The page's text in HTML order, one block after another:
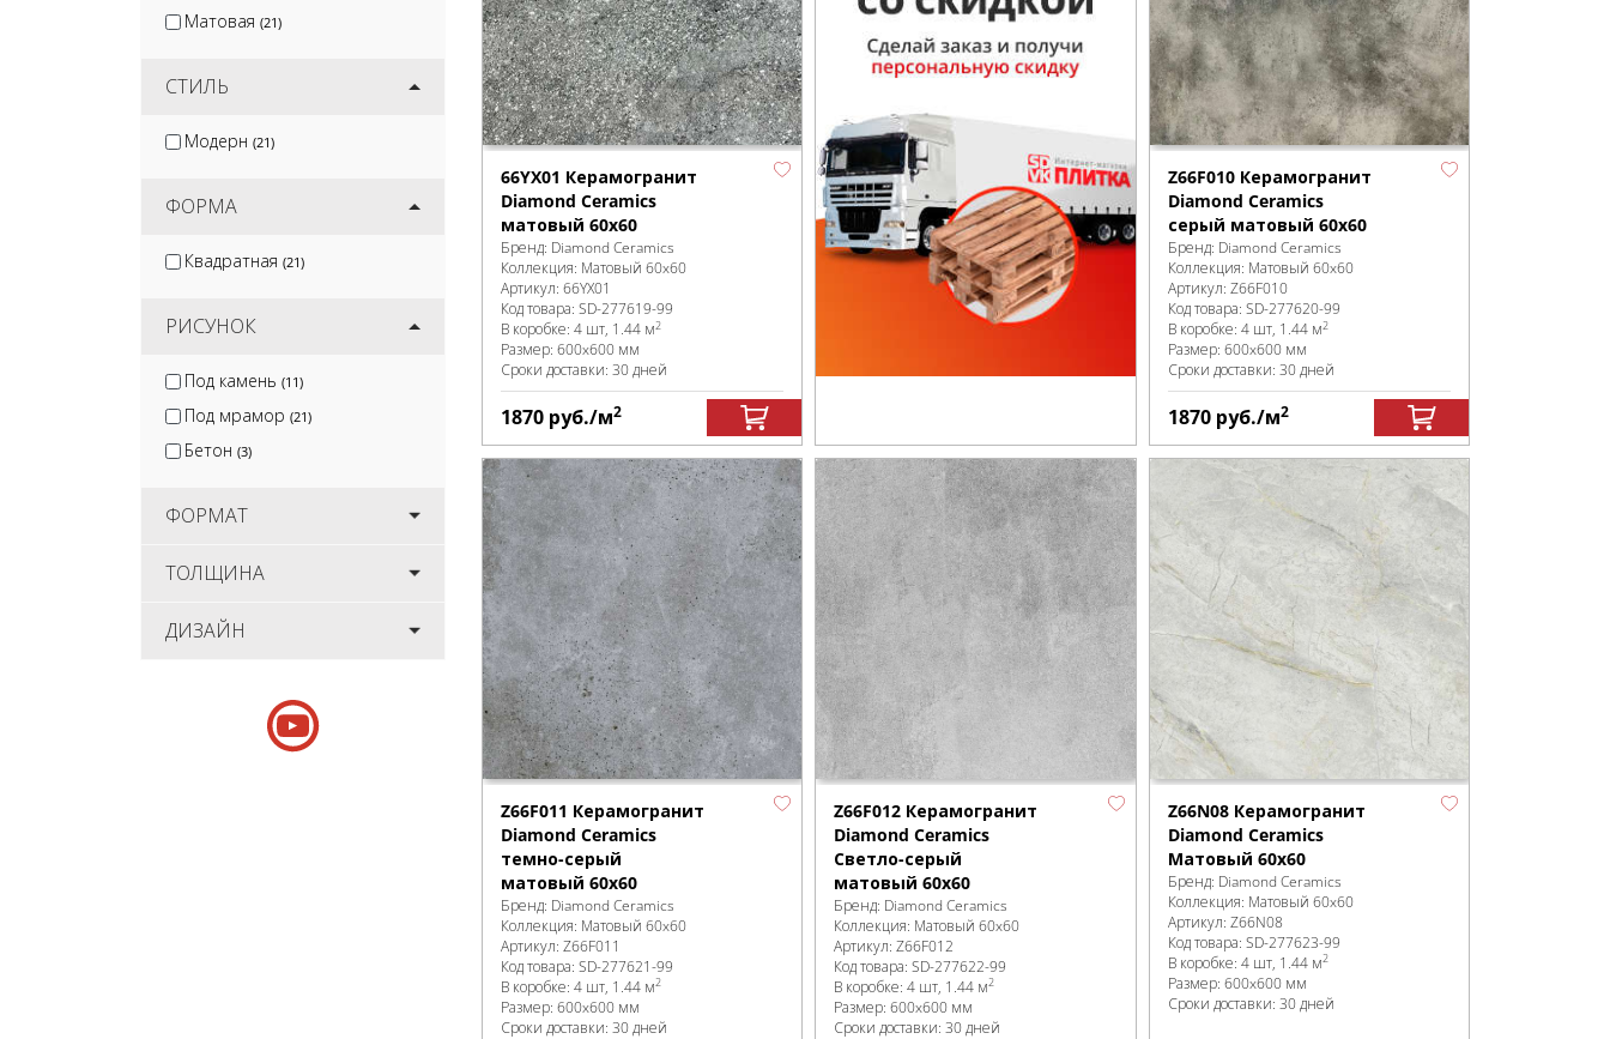
Матовая (21)
СТИЛЬ
Модерн (21)
ФОРМА
Квадратная (21)
РИСУНОК
Под камень (11)
Под мрамор (21)
Бетон (3)
ФОРМАТ
ТОЛЩИНА
ДИЗАЙН
66YX01 Керамогранит
Diamond Ceramics
матовый 60x60
Бренд: Diamond Ceramics
Коллекция: Матовый 60x60
Артикул: 66YX01
Код товара: SD-277619-99
В коробке: 4 шт, 1.44 м2
Размер: 600x600 мм
Сроки доставки: 30 дней
1870 руб./м2
Z66F010 Керамогранит
Diamond Ceramics
серый матовый 60x60
Бренд: Diamond Ceramics
Коллекция: Матовый 60x60
Артикул: Z66F010
Код товара: SD-277620-99
В коробке: 4 шт, 1.44 м2
Размер: 600x600 мм
Сроки доставки: 30 дней
1870 руб./м2
Z66F011 Керамогранит
Diamond Ceramics
темно-серый
матовый 60x60
Бренд: Diamond Ceramics
Коллекция: Матовый 60x60
Артикул: Z66F011
Код товара: SD-277621-99
В коробке: 4 шт, 1.44 м2
Размер: 600x600 мм
Сроки доставки: 30 дней
Z66F012 Керамогранит
Diamond Ceramics
Светло-серый
матовый 60x60
Бренд: Diamond Ceramics
Коллекция: Матовый 60x60
Артикул:Z66F012
Код товара:SD-277622-99
В коробке:4 шт, 1.44 м2
Размер:600x600 мм
Сроки доставки: 30 дней
Z66N08 Керамогранит
Diamond Ceramics
Матовый 60x60
Бренд: Diamond Ceramics
Коллекция: Матовый 60x60
Артикул: Z66N08
Код товара: SD-277623-99
В коробке: 4 шт, 1.44 м2
Размер: 600x600 мм
Сроки доставки: 30 дней